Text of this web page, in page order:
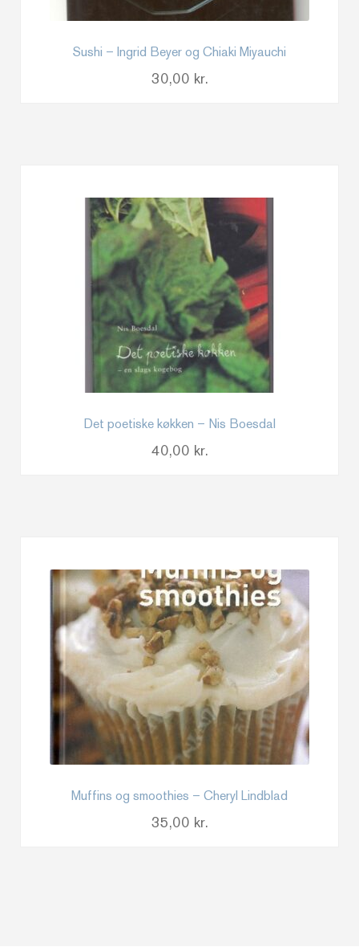
Sushi – Ingrid Beyer og Chiaki Miyauchi
30,00 kr.
Det poetiske køkken – Nis Boesdal
40,00 kr.
Muffins og smoothies – Cheryl Lindblad
35,00 kr.